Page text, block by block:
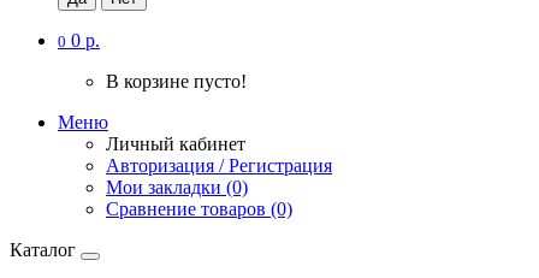
0 0 р.
В корзине пусто!
Меню
Личный кабинет
Авторизация / Регистрация
Мои закладки (0)
Сравнение товаров (0)
Каталог